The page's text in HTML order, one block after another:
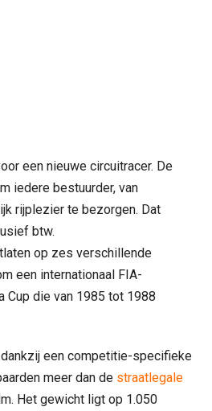
een nieuwe circuitracer. De
iedere bestuurder, van
rijplezier te bezorgen. Dat
btw.
op zes verschillende
een internationaal FIA-
Cup die van 1985 tot 1988
een competitie-specifieke
meer dan de straatlegale
Het gewicht ligt op 1.050